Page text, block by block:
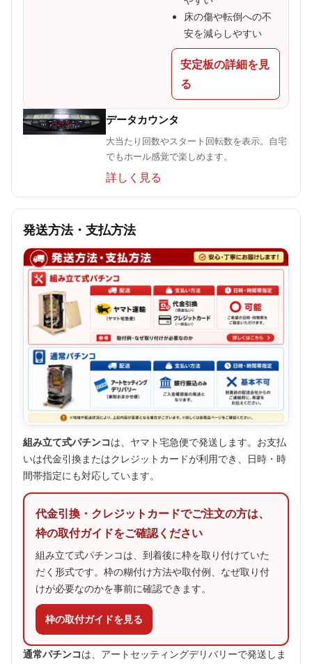
床の傷や転倒への不
安を減らしやすい
安定板の詳細を見
る
データカウンタ
大当たり回数やスタート回転数を表示。自宅
でもホール感覚で楽しめます。
詳しく見る
発送方法・支払方法
組み立て式パチンコは、ヤマト宅急便で発送します。お支払
いは代金引換またはクレジットカードが利用でき、日時・時
間帯指定にも対応しています。
代金引換・クレジットカードでご注文の方は、
枠の取付ガイドをご確認ください
組み立て式パチンコは、到着後に枠を取り付けていた
だく形式です。枠の糊付け方法や取付例、なぜ取り付
けが必要なのかを事前に確認できます。
枠の取付ガイドを見る
通常パチンコは、アートセッティングデリバリーで発送しま